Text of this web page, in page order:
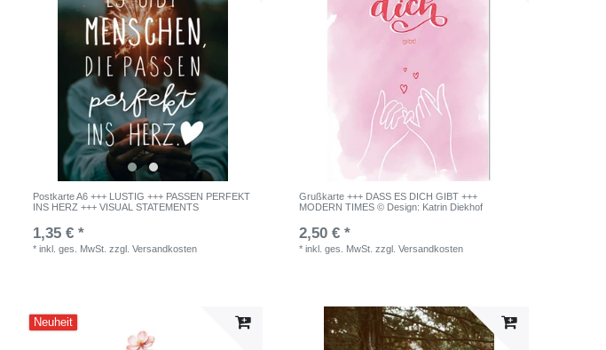
Postkarte A6 +++ LUSTIG +++ PASSEN PERFEKT
INS HERZ +++ VISUAL STATEMENTS
1,35 € *
*inkl. ges. MwSt. zzgl.Versandkosten
Grußkarte +++ DASS ES DICH GIBT +++
MODERN TIMES © Design: Katrin Diekhof
2,50 € *
*inkl. ges. MwSt. zzgl.Versandkosten
Neuheit